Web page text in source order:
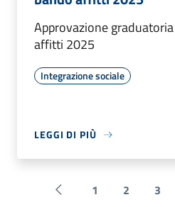
Approvazione
affitti 2025
Integrazione sociale
LEGGI DI PIÙ
Pagina precedente
1 2 3